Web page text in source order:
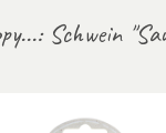
Schwein